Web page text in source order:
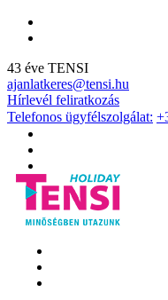
43 éve TENSI
ajanlatkeres@tensi.hu
Hírlevél feliratkozás
Telefonos ügyfélszolgálat: